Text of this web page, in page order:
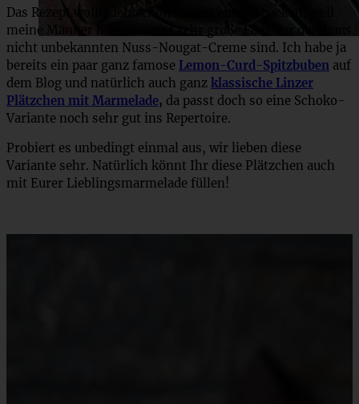
Das Rezept wollte ich schon immer einmal backen, weil
meine Männer hier allesamt sehr große Fans der durchaus
nicht unbekannten Nuss-Nougat-Creme sind. Ich habe ja
bereits ein paar ganz famose Lemon-Curd-Spitzbuben auf
dem Blog und natürlich auch ganz klassische Linzer
Plätzchen mit Marmelade, da passt doch so eine Schoko-
Variante noch sehr gut ins Repertoire.
Probiert es unbedingt einmal aus, wir lieben diese
Variante sehr. Natürlich könnt Ihr diese Plätzchen auch
mit Eurer Lieblingsmarmelade füllen!